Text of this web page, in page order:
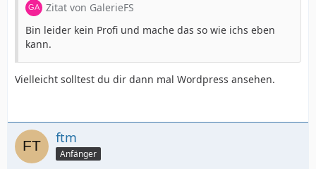
Zitat von GalerieFS
Bin leider kein Profi und mache das so wie ichs eben
kann.
Vielleicht solltest du dir dann mal Wordpress ansehen.
ftm
Anfänger